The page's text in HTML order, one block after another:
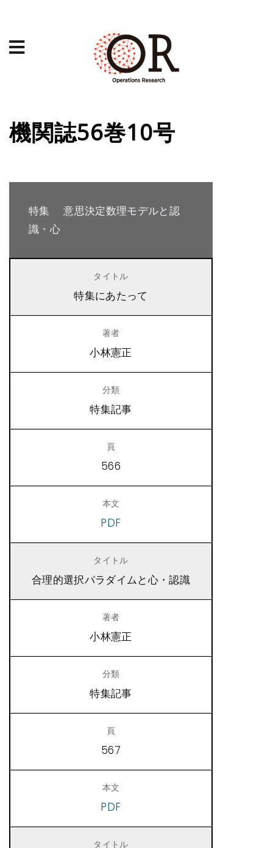
機関誌56巻10号
特集 意思決定数理モデルと認
識・心
特集にあたって
小林憲正
特集記事
566
PDF
合理的選択パラダイムと心・認識
小林憲正
特集記事
567
PDF